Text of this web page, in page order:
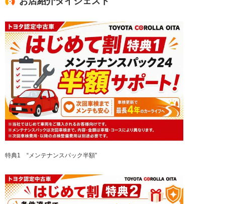
特典1 “メンテナンスパック半額”